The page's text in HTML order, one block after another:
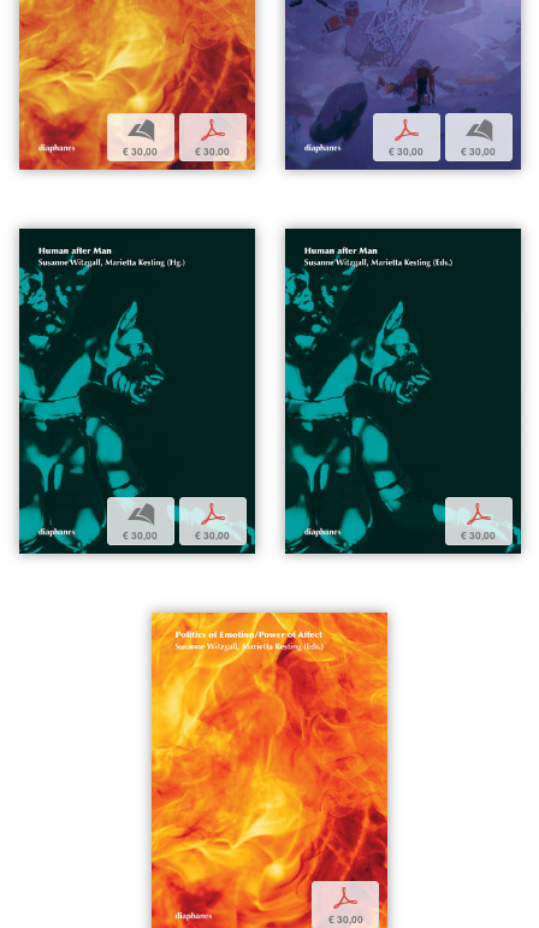
b
€ 30,00
p
€ 30,00
p
€ 30,00
b
€ 30,00
b
€ 30,00
p
€ 30,00
p
€ 30,00
p
€ 30,00